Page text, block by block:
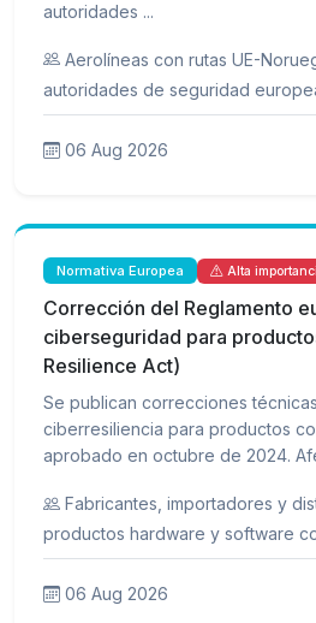
autoridades ...
Aerolíneas con rutas UE-
autoridades de seguridad
06 Aug 2026
Normativa Europea Alta
Corrección del Reglamento
ciberseguridad para
Resilience Act)
Se publican correcciones
ciberresiliencia para productos
aprobado en octubre de 2024.
Fabricantes, importadores y
productos hardware y software
06 Aug 2026